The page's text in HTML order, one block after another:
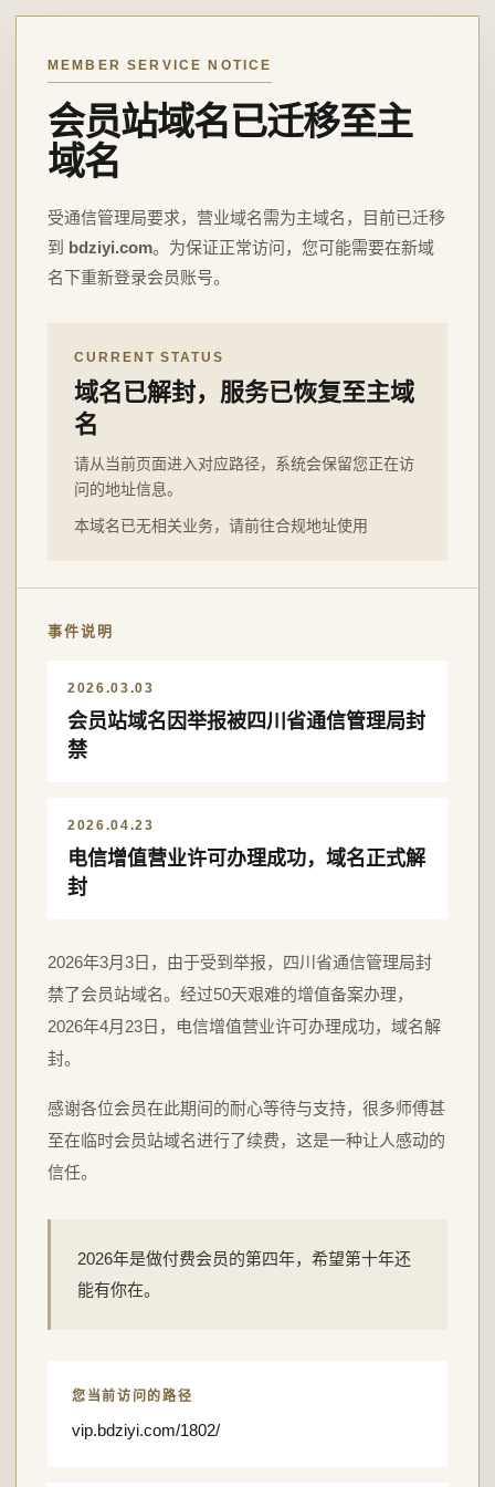
MEMBER SERVICE NOTICE
会员站域名已迁移至主
域名
受通信管理局要求，营业域名需为主域名，目前已迁移
到 bdziyi.com。为保证正常访问，您可能需要在新域
名下重新登录会员账号。
CURRENT STATUS
域名已解封，服务已恢复至主域
名
请从当前页面进入对应路径，系统会保留您正在访
问的地址信息。
本域名已无相关业务，请前往合规地址使用
事件说明
2026.03.03
会员站域名因举报被四川省通信管理局封
禁
2026.04.23
电信增值营业许可办理成功，域名正式解
封
2026年3月3日，由于受到举报，四川省通信管理局封
禁了会员站域名。经过50天艰难的增值备案办理，
2026年4月23日，电信增值营业许可办理成功，域名解
封。
感谢各位会员在此期间的耐心等待与支持，很多师傅甚
至在临时会员站域名进行了续费，这是一种让人感动的
信任。
2026年是做付费会员的第四年，希望第十年还
能有你在。
您当前访问的路径
vip.bdziyi.com/1802/